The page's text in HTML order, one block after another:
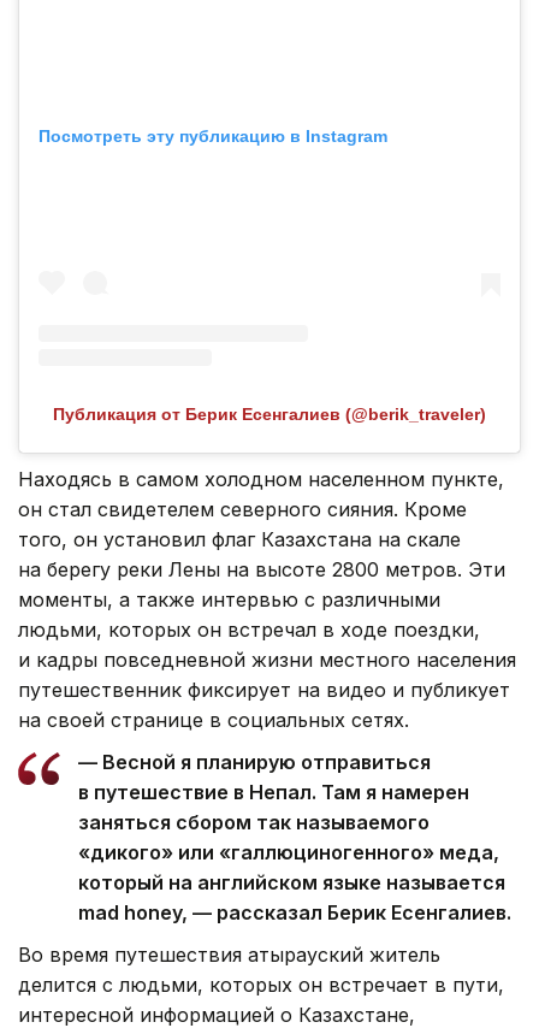
Посмотреть эту публикацию в Instagram
Публикация от Берик Есенгалиев (@berik_traveler)
Находясь в самом холодном населенном пункте,
он стал свидетелем северного сияния. Кроме
того, он установил флаг Казахстана на скале
на берегу реки Лены на высоте 2800 метров. Эти
моменты, а также интервью с различными
людьми, которых он встречал в ходе поездки,
и кадры повседневной жизни местного населения
путешественник фиксирует на видео и публикует
на своей странице в социальных сетях.
— Весной я планирую отправиться
в путешествие в Непал. Там я намерен
заняться сбором так называемого
«дикого» или «галлюциногенного» меда,
который на английском языке называется
mad honey, — рассказал Берик Есенгалиев.
Во время путешествия атырауский житель
делится с людьми, которых он встречает в пути,
интересной информацией о Казахстане,